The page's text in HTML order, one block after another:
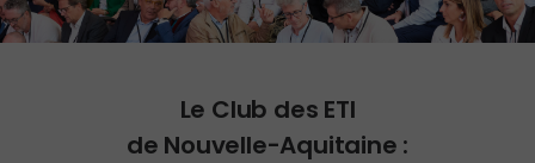
Le Club des ETI
de Nouvelle-Aquitaine :